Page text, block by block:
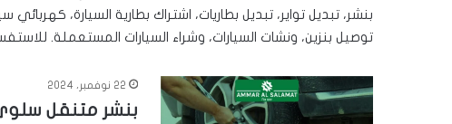
بنشر، تبديل تواير، تبديل بطاريات، اشتراك بطارية السيارة، كهربائي
توصيل بنزين، ونشات السيارات، وشراء السيارات المستعملة.
22 نوفمبر، 2024
بنشر متنقل سلوى | 56656632 | خدمة 24